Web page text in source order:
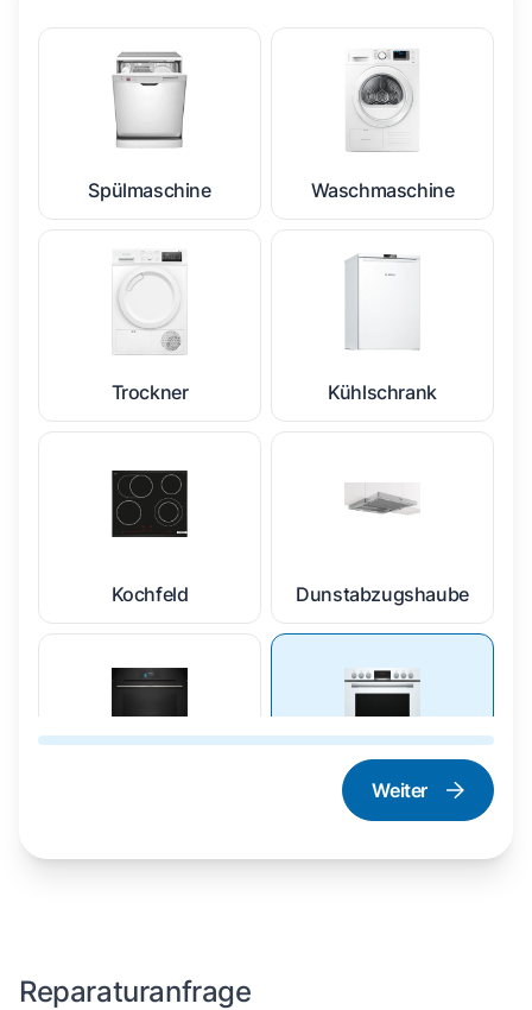
Spülmaschine Waschmaschine
Trockner Kühlschrank
Kochfeld Dunstabzugshaube
Herd und Backofen
Weiter
Reparaturanfrage